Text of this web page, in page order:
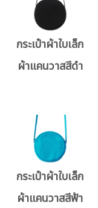
กระเป๋าผ้าใบเล็ก
ผ้าแคนวาสสีดำ
กระเป๋าผ้าใบเล็ก
ผ้าแคนวาสสีฟ้า